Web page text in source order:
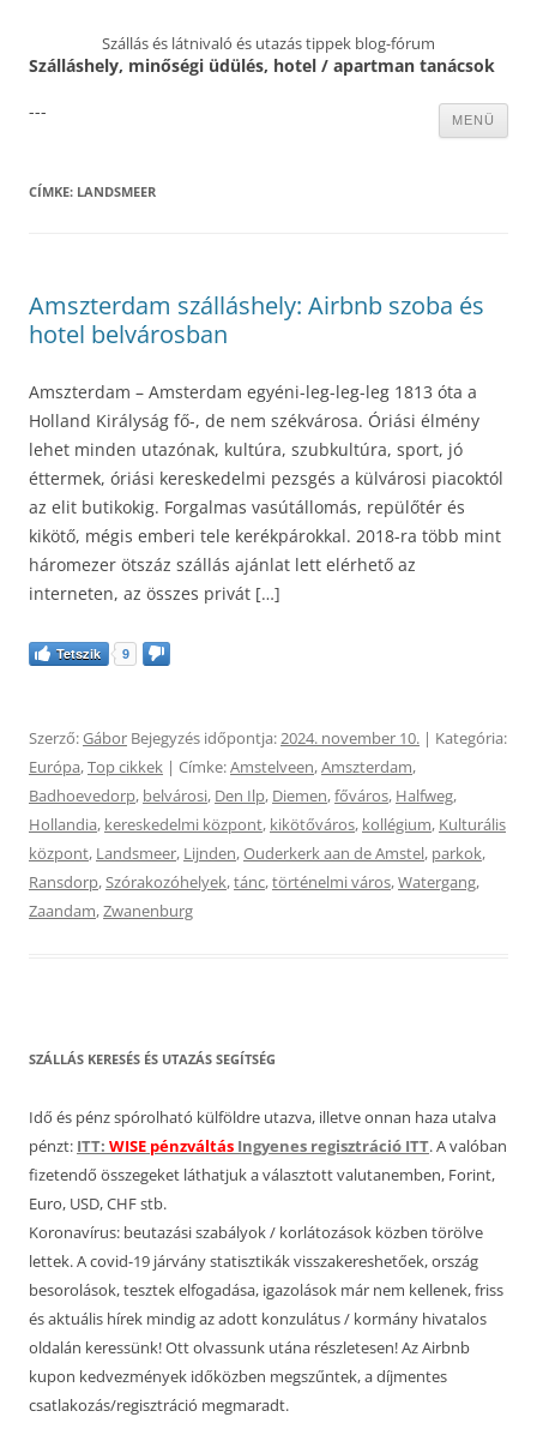
Szállás és látnivaló és utazás tippek blog-fórum
Szálláshely, minőségi üdülés, hotel / apartman tanácsok
MENÜ
---
CÍMKE: LANDSMEER
Amszterdam szálláshely: Airbnb szoba és
hotel belvárosban
Amszterdam – Amsterdam egyéni-leg-leg-leg 1813 óta a
Holland Királyság fő-, de nem székvárosa. Óriási élmény
lehet minden utazónak, kultúra, szubkultúra, sport, jó
éttermek, óriási kereskedelmi pezsgés a külvárosi piacoktól
az elit butikokig. Forgalmas vasútállomás, repülőtér és
kikötő, mégis emberi tele kerékpárokkal. 2018-ra több mint
háromezer ötszáz szállás ajánlat lett elérhető az
interneten, az összes privát […]
Tetszik 9
Szerző:Gábor Bejegyzés időpontja:2024. november 10. | Kategória:
Európa,Top cikkek | Címke:Amstelveen,Amszterdam,
Badhoevedorp, belvárosi, Den Ilp, Diemen,főváros, Halfweg,
Hollandia, kereskedelmi központ, kikötőváros, kollégium, Kulturális
központ, Landsmeer, Lijnden,Ouderkerk aan de Amstel, parkok,
Ransdorp,Szórakozóhelyek,tánc,történelmi város,Watergang,
Zaandam,Zwanenburg
SZÁLLÁS KERESÉS ÉS UTAZÁS SEGÍTSÉG
Idő és pénz spórolható külföldre utazva, illetve onnan haza utalva
pénzt: ITT: WISE pénzváltás Ingyenes regisztráció ITT. A valóban
fizetendő összegeket láthatjuk a választott valutanemben, Forint,
Euro, USD, CHF stb.
Koronavírus: beutazási szabályok / korlátozások közben törölve
lettek. A covid-19 járvány statisztikák visszakereshetőek, ország
besorolások, tesztek elfogadása, igazolások már nem kellenek, friss
és aktuális hírek mindig az adott konzulátus / kormány hivatalos
oldalán keressünk! Ott olvassunk utána részletesen! Az Airbnb
kupon kedvezmények időközben megszűntek, a díjmentes
csatlakozás/regisztráció megmaradt.